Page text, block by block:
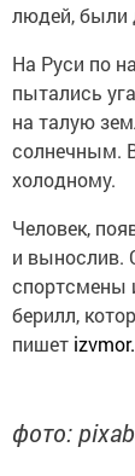
людей, были
На Руси по
пытались
на талую
солнечным.
холодному.
Человек,
и вынослив.
спортсмены
берилл,
пишет
фото: